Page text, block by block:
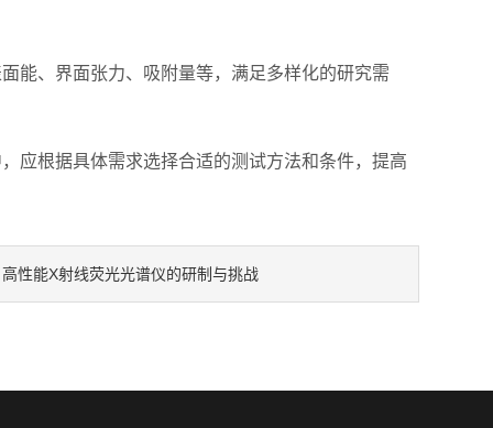
、界面张力、吸附量等，满足多样化的研究需
应根据具体需求选择合适的测试方法和条件，提高
高性能X射线荧光光谱仪的研制与挑战